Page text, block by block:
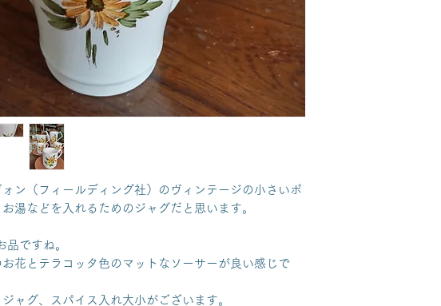
ン（フィールディング社）のヴィンテージの小さいポ
湯などを入れるためのジャグだと思います。
品ですね。
花とテラコッタ色のマットなソーサーが良い感じで
ャグ、スパイス入れ大小がございます。